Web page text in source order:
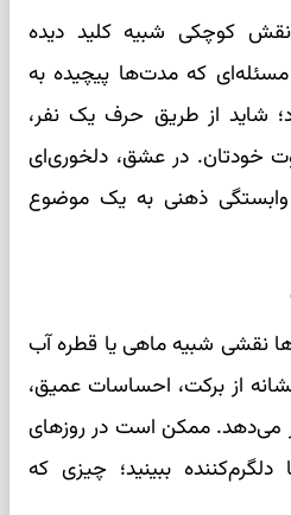
کوچکی شبیه کلید دیده
که مدت‌ها پیچیده به
شاید از طریق حرف یک نفر،
خودتان. در عشق، دلخوری‌ای
وابستگی ذهنی به یک موضوع
نقشی شبیه ماهی یا قطره آب
از برکت، احساسات عمیق،
می‌دهد. ممکن است در روزهای
ببینید؛ چیزی که